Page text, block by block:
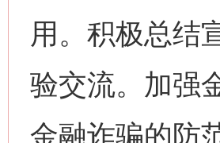
用。积极总结
验交流。加强
金融诈骗的防